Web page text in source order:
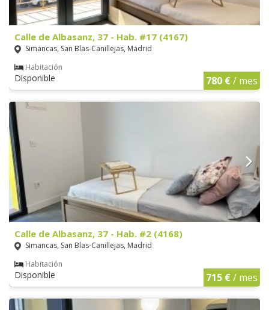
Calle de Albasanz, 37 - Hab. #17 (4167)
Simancas, San Blas-Canillejas, Madrid
Habitación
Disponible 780 €/ mes
Calle de Albasanz, 37 - Hab. #2 (4168)
Simancas, San Blas-Canillejas, Madrid
Habitación
Disponible 715 €/ mes